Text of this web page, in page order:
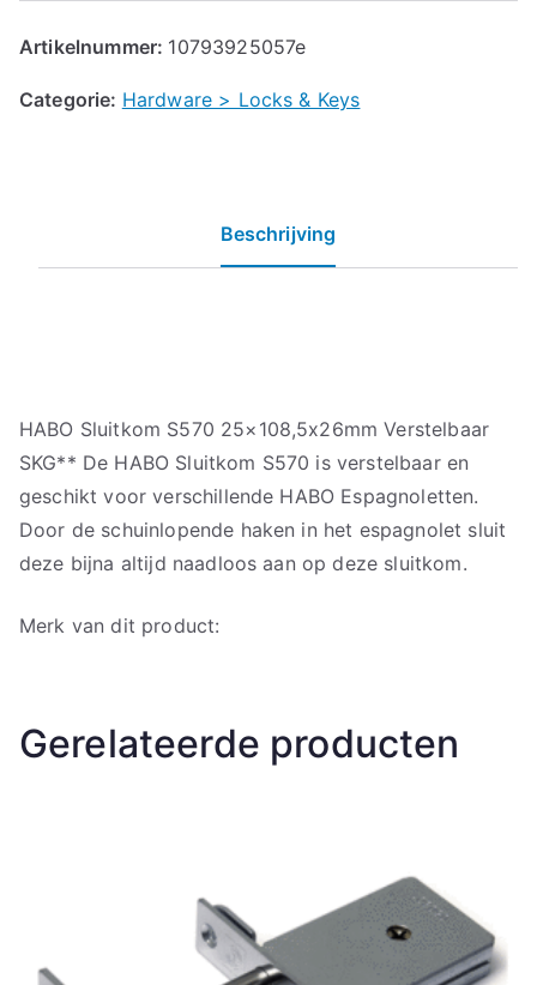
Artikelnummer: 10793925057e
Categorie: Hardware > Locks & Keys
Beschrijving
HABO Sluitkom S570 25×108,5x26mm Verstelbaar
SKG** De HABO Sluitkom S570 is verstelbaar en
geschikt voor verschillende HABO Espagnoletten.
Door de schuinlopende haken in het espagnolet sluit
deze bijna altijd naadloos aan op deze sluitkom.
Merk van dit product:
Gerelateerde producten